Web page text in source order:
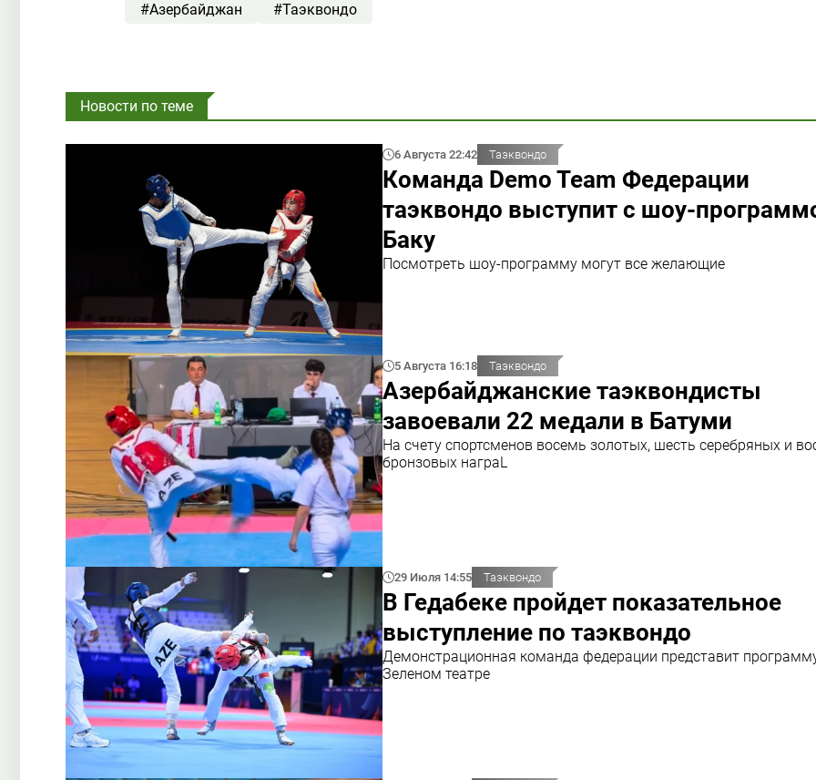
#Азербайджан #Таэквондо
Новости по теме
6 Августа 22:42 Таэквондо
Команда Demo Team Федерации
таэквондо выступит с шоу-
Баку
Посмотреть шоу-программу могут все желающие
5 Августа 16:18 Таэквондо
Азербайджанские таэквондисты
завоевали 22 медали в Батуми
На счету спортсменов восемь золотых, шесть серебряных и
бронзовых награL
29 Июля 14:55 Таэквондо
В Гедабеке пройдет показательное
выступление по таэквондо
Демонстрационная команда федерации представит
Зеленом театре